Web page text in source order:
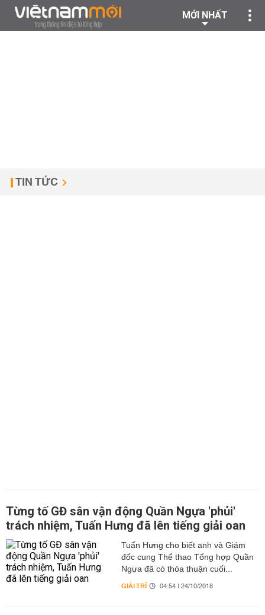
MỚI NHẤT
TIN TỨC
Từng tố GĐ sân vận động Quần Ngựa 'phủi'
trách nhiệm, Tuấn Hưng đã lên tiếng giải oan
Tuấn Hưng cho biết anh và Giám
đốc cung Thể thao Tổng hợp Quần
Ngựa đã có thỏa thuận cuối...
GIẢI TRÍ 04:54 | 24/10/2018